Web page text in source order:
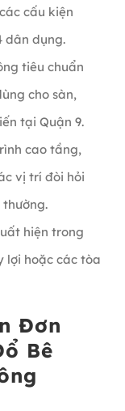
cấu kiện
dân dụng.
tiêu chuẩn
cho sàn,
tại Quận 9.
cao tầng,
vị trí đòi hỏi
thường.
hiện trong
lợi hoặc các tòa
Đơn
Bê